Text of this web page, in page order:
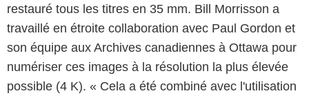
restauré tous les titres en 35 mm. Bill Morrisson a
travaillé en étroite collaboration avec Paul Gordon et
son équipe aux Archives canadiennes à Ottawa pour
numériser ces images à la résolution la plus élevée
possible (4 K). « Cela a été combiné avec l'utilisation